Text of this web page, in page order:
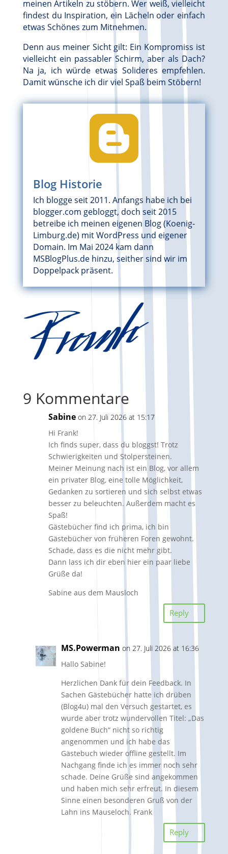
meinen Artikeln zu stöbern. Wer weiß, vielleicht
findest du Inspiration, ein Lächeln oder einfach
etwas Schönes zum Mitnehmen.
Denn aus meiner Sicht gilt: Ein Kompromiss ist
vielleicht ein passabler Schirm, aber als Dach?
Na ja, ich würde etwas Solideres empfehlen.
Damit wünsche ich dir viel Spaß beim Stöbern!

Blog Historie
Ich blogge seit 2011. Anfangs habe ich bei
blogger.com gebloggt, doch seit 2015
betreibe ich meinen eigenen Blog (Koenig-
Limburg.de) mit WordPress und eigener
Domain. Im Mai 2024 kam dann
MSBlogPlus.de hinzu, seither sind wir im
Doppelpack präsent.
9 Kommentare
Sabine on 27. Juli 2026 at 15:17
Hi Frank!
Ich finds super, dass du bloggst! Trotz
Schwierigkeiten und Stolpersteinen.
Meiner Meinung nach ist ein Blog, vor allem
ein privater Blog, eine tolle Möglichkeit,
Gedanken zu sortieren und sich selbst etwas
besser zu beleuchten. Außerdem macht es
Spaß!
Gästebücher find ich prima, ich bin
Gästebücher von früheren Foren gewohnt.
Schade, dass es die nicht mehr gibt.
Dann lass ich dir eben hier ein paar liebe
Grüße da!
Sabine aus dem Mausloch
Reply
MS.Powerman on 27. Juli 2026 at 16:36
Hallo Sabine!
Herzlichen Dank für dein Feedback. In
Sachen Gästebücher hatte ich drüben
(Blog4u) mal den Versuch gestartet, es
wurde aber trotz wundervollen Titel: „Das
goldene Buch“ nicht so richtig
angenommen und ich habe das
Gästebuch wieder offline gestellt. Im
Nachgang finde ich es immer noch sehr
schade. Deine Grüße sind angekommen
und haben mich sehr erfreut. In diesem
Sinne einen besonderen Gruß von der
Lahn ins Mauseloch. Frank
Reply